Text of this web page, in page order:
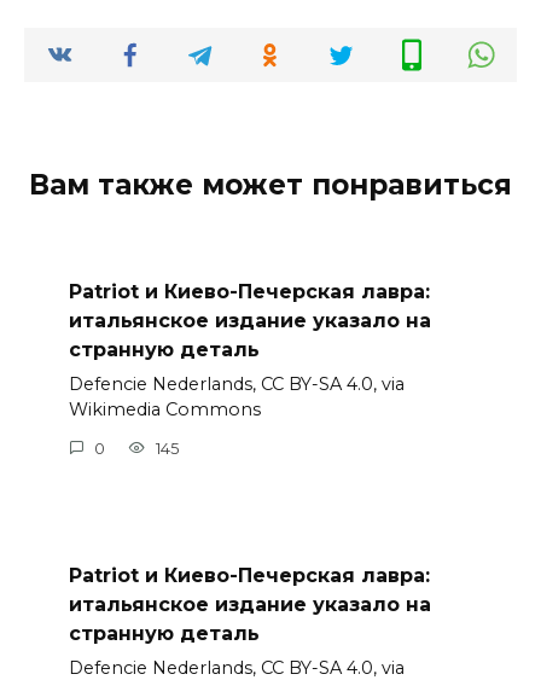
Вам также может понравиться
Patriot и Киево-Печерская лавра:
итальянское издание указало на
странную деталь
Defencie Nederlands, CC BY-SA 4.0, via
Wikimedia Commons
0 145
Patriot и Киево-Печерская лавра:
итальянское издание указало на
странную деталь
Defencie Nederlands, CC BY-SA 4.0, via